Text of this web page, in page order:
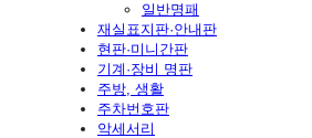
일반명패
재실표지판·안내판
현판·미니간판
기계·장비 명판
주방, 생활
주차번호판
악세서리